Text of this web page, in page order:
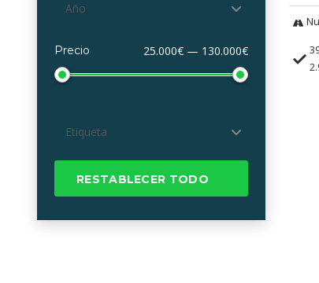
Año
Precio 25.000€ — 130.000€
Etiqueta
RESTABLECER TODO